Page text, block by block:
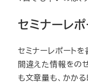
セミナーレ
セミナーレポート
間違えた情報をの
も文章量も、かか